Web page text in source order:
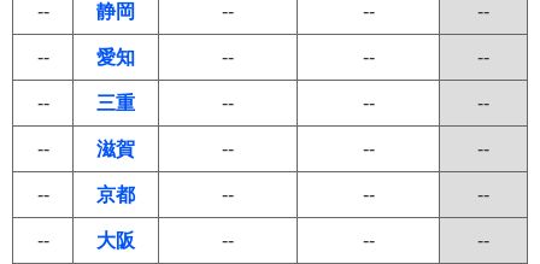
-- 静岡 -- -- --
-- 愛知 -- -- --
-- 三重 -- -- --
-- 滋賀 -- -- --
-- 京都 -- -- --
-- 大阪 -- -- --